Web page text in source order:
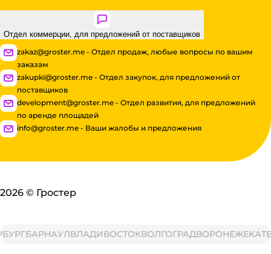
Отдел коммерции, для предложений от поставщиков
zakaz@groster.me - Отдел продаж, любые вопросы по вашим
заказам
zakupki@groster.me - Отдел закупок, для предложений от
поставщиков
development@groster.me - Отдел развития, для предложений
по аренде площадей
info@groster.me - Ваши жалобы и предложения
2026 © Гростер
БАРНАУЛВЛАДИВОСТОКВОЛГОГРАДВОРОНЕЖ